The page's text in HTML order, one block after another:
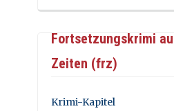
Fortsetzungskrimi
Zeiten (frz)
Krimi-Kapitel